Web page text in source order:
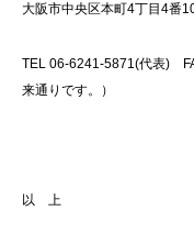
大阪市中央区本町4丁目4番
TEL 06-6241-5871(代表)
来通りです。）
以 上